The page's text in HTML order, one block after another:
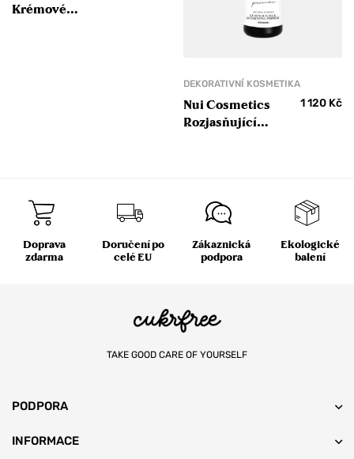
Krémové
DEKORATIVNÍ KOSMETIKA
Nui Cosmetics
Rozjasňující
1 120 Kč
Doprava
zdarma
Doručení po
celé EU
Zákaznická
podpora
Ekologické
balení
TAKE GOOD CARE OF YOURSELF
PODPORA
INFORMACE